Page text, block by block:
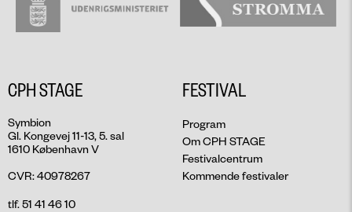
CPH STAGE
Symbion
Gl. Kongevej 11-13, 5. sal
1610 København V
CVR: 40978267
tlf. 51 41 46 10
FESTIVAL
Program
Om CPH STAGE
Festivalcentrum
Kommende festivaler